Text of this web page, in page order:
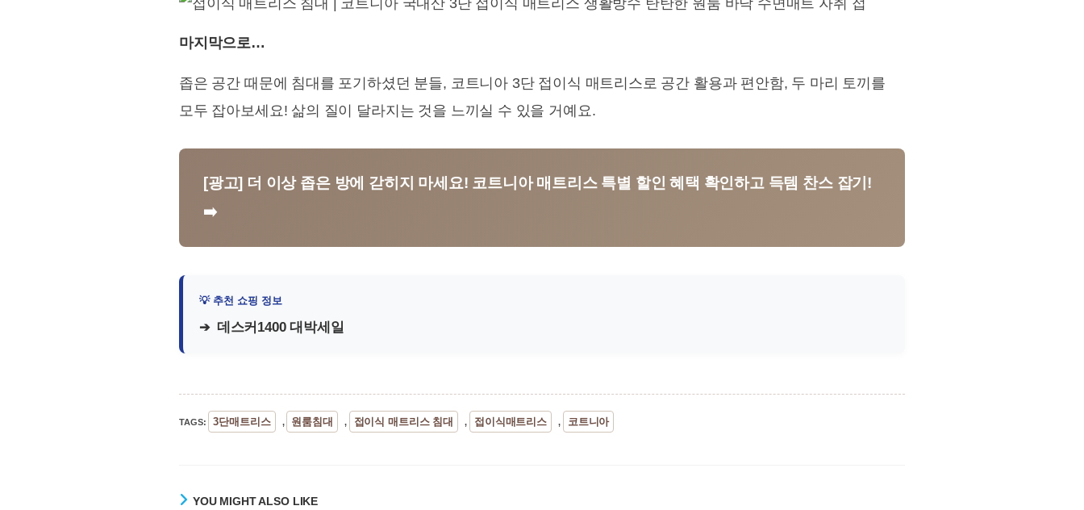
마지막으로…
좁은 공간 때문에 침대를 포기하셨던 분들, 코트니아 3단 접이식 매트리스로 공간 활용과 편안함, 두 마리 토끼를
모두 잡아보세요! 삶의 질이 달라지는 것을 느끼실 수 있을 거예요.
[광고] 더 이상 좁은 방에 갇히지 마세요! 코트니아 매트리스 특별 할인 혜택 확인하고 득템 찬스 잡기!
➡️
데스커1400 대박세일
TAGS: 3단매트리스 , 원룸침대 , 접이식 매트리스 침대 , 접이식매트리스 , 코트니아
YOU MIGHT ALSO LIKE